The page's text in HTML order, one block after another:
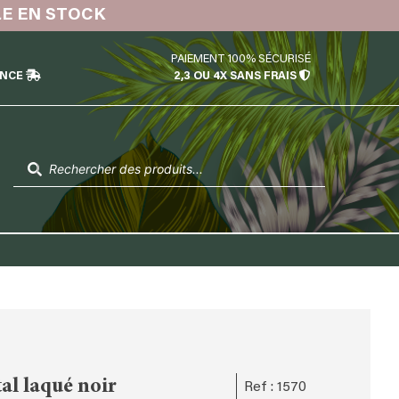
EN STOCK
PAIEMENT 100% SÉCURISÉ
2,3 OU 4X SANS FRAIS
de
produits
laqué noir Ref : 1570